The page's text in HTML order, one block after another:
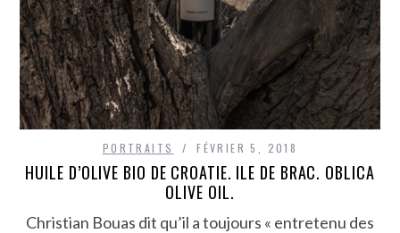
PORTRAITS FÉVRIER 5, 2018
HUILE D’OLIVE BIO DE CROATIE. ILE DE BRAC. OBLICA
OLIVE OIL.
Christian Bouas dit qu’il a toujours « entretenu des